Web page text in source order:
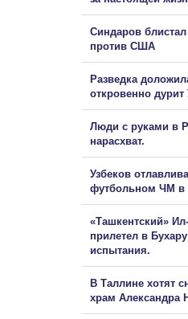
Синдаров
против США
Разведка
откровенно дурит
Люди с руками в
нарасхват.
Узбеков
футбольном ЧМ
«Ташкентский»
прилетел в
испытания.
В Таллине хотят
храм Александра